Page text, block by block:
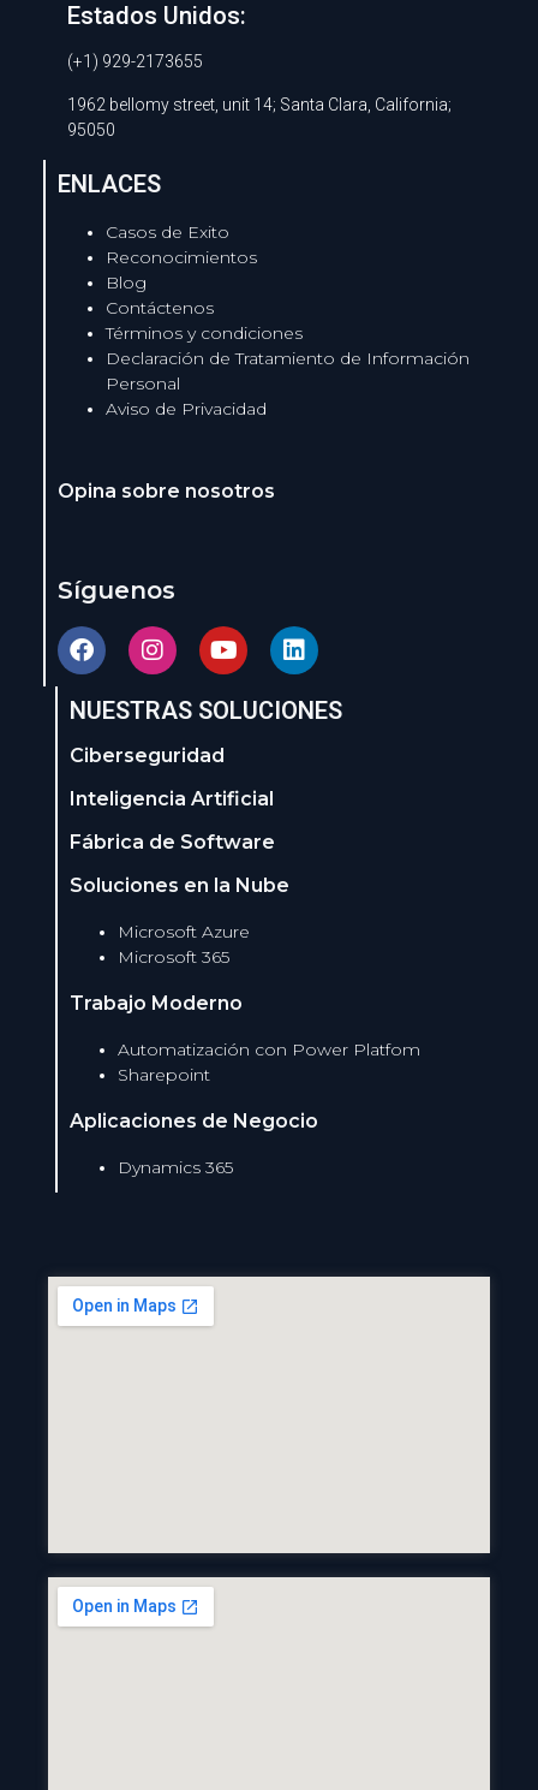
Estados Unidos:
(+1) 929-2173655
1962 bellomy street, unit 14; Santa Clara, California;
95050
ENLACES
Casos de Exito
Reconocimientos
Blog
Contáctenos
Términos y condiciones
Declaración de Tratamiento de Información
Personal
Aviso de Privacidad
Opina sobre nosotros
Síguenos
NUESTRAS SOLUCIONES
Ciberseguridad
Inteligencia Artificial
Fábrica de Software
Soluciones en la Nube
Microsoft Azure
Microsoft 365
Trabajo Moderno
Automatización con Power Platfom
Sharepoint
Aplicaciones de Negocio
Dynamics 365